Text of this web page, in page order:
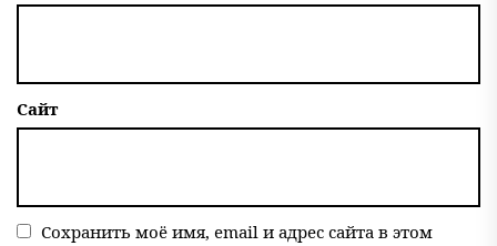
Сайт
Сохранить моё имя, email и адрес сайта в этом